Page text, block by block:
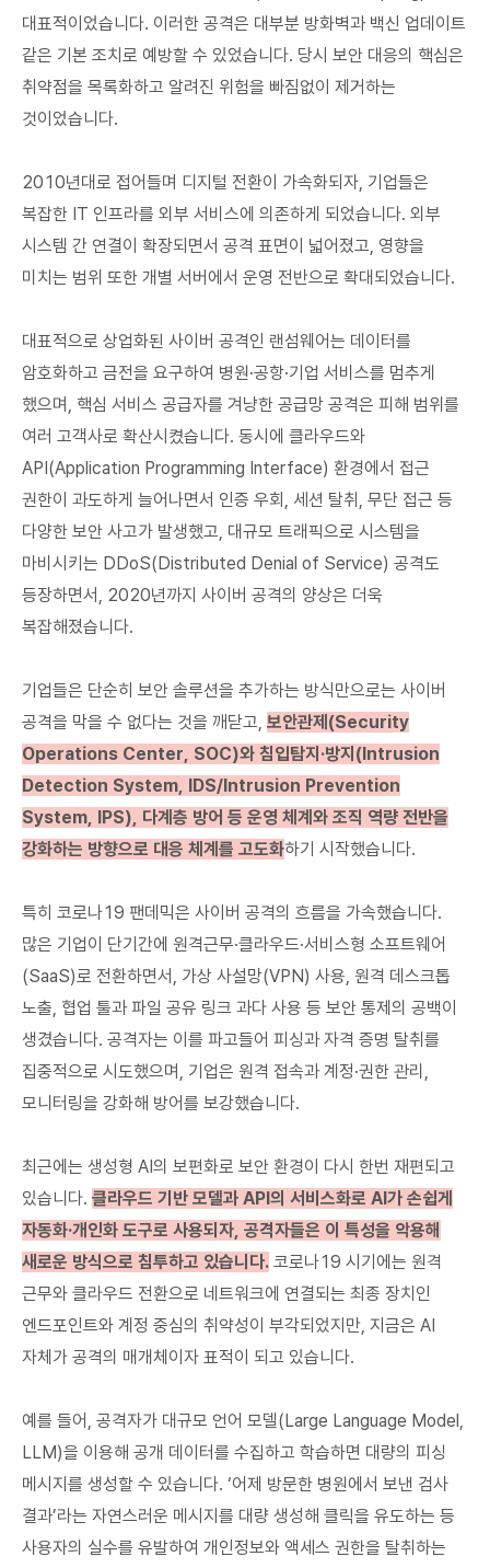
대표적이었습니다. 이러한 공격은 대부분 방화벽과 백신 업데이트
같은 기본 조치로 예방할 수 있었습니다. 당시 보안 대응의 핵심은
취약점을 목록화하고 알려진 위험을 빠짐없이 제거하는
것이었습니다.
2010년대로 접어들며 디지털 전환이 가속화되자, 기업들은
복잡한 IT 인프라를 외부 서비스에 의존하게 되었습니다. 외부
시스템 간 연결이 확장되면서 공격 표면이 넓어졌고, 영향을
미치는 범위 또한 개별 서버에서 운영 전반으로 확대되었습니다.
대표적으로 상업화된 사이버 공격인 랜섬웨어는 데이터를
암호화하고 금전을 요구하여 병원·공항·기업 서비스를 멈추게
했으며, 핵심 서비스 공급자를 겨냥한 공급망 공격은 피해 범위를
여러 고객사로 확산시켰습니다. 동시에 클라우드와
API(Application Programming Interface) 환경에서 접근
권한이 과도하게 늘어나면서 인증 우회, 세션 탈취, 무단 접근 등
다양한 보안 사고가 발생했고, 대규모 트래픽으로 시스템을
마비시키는 DDoS(Distributed Denial of Service) 공격도
등장하면서, 2020년까지 사이버 공격의 양상은 더욱
복잡해졌습니다.
기업들은 단순히 보안 솔루션을 추가하는 방식만으로는 사이버
공격을 막을 수 없다는 것을 깨닫고, 보안관제(Security
Operations Center, SOC)와 침입탐지·방지(Intrusion
Detection System, IDS/Intrusion Prevention
System, IPS), 다계층 방어 등 운영 체계와 조직 역량 전반을
강화하는 방향으로 대응 체계를 고도화하기 시작했습니다.
특히 코로나19 팬데믹은 사이버 공격의 흐름을 가속했습니다.
많은 기업이 단기간에 원격근무·클라우드·서비스형 소프트웨어
(SaaS)로 전환하면서, 가상 사설망(VPN) 사용, 원격 데스크톱
노출, 협업 툴과 파일 공유 링크 과다 사용 등 보안 통제의 공백이
생겼습니다. 공격자는 이를 파고들어 피싱과 자격 증명 탈취를
집중적으로 시도했으며, 기업은 원격 접속과 계정·권한 관리,
모니터링을 강화해 방어를 보강했습니다.
최근에는 생성형 AI의 보편화로 보안 환경이 다시 한번 재편되고
있습니다. 클라우드 기반 모델과 API의 서비스화로 AI가 손쉽게
자동화·개인화 도구로 사용되자, 공격자들은 이 특성을 악용해
새로운 방식으로 침투하고 있습니다. 코로나19 시기에는 원격
근무와 클라우드 전환으로 네트워크에 연결되는 최종 장치인
엔드포인트와 계정 중심의 취약성이 부각되었지만, 지금은 AI
자체가 공격의 매개체이자 표적이 되고 있습니다.
예를 들어, 공격자가 대규모 언어 모델(Large Language Model,
LLM)을 이용해 공개 데이터를 수집하고 학습하면 대량의 피싱
메시지를 생성할 수 있습니다. ‘어제 방문한 병원에서 보낸 검사
결과’라는 자연스러운 메시지를 대량 생성해 클릭을 유도하는 등
사용자의 실수를 유발하여 개인정보와 액세스 권한을 탈취하는